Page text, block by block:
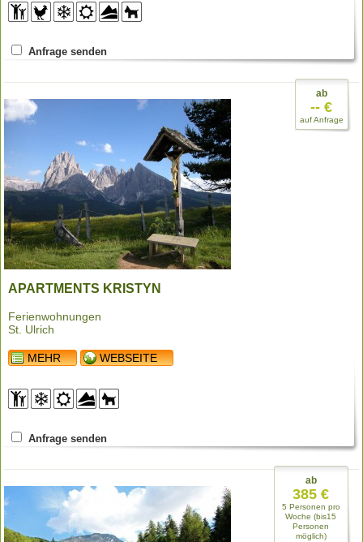
Anfrage senden
APARTMENTS KRISTYN
Ferienwohnungen
St. Ulrich
MEHR WEBSEITE
Anfrage senden
ab
-- €
auf Anfrage
ab
385 €
5 Personen pro
Woche (bis15
Personen
möglich)